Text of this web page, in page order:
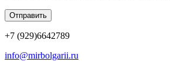
Отправить
+7 (929)6642789
info@mirbolgarii.ru